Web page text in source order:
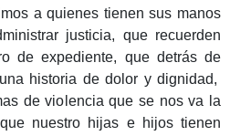
a quienes tienen sus manos
justicia, que recuerden
de expediente, que detrás de
historia de dolor y dignidad,
de violencia que se nos va la
nuestro hijas e hijos tienen